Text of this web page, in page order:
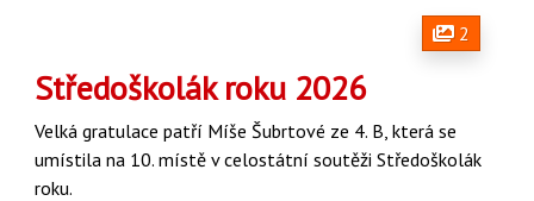
2
Středoškolák roku 2026
Velká gratulace patří Míše Šubrtové ze 4. B, která se
umístila na 10. místě v celostátní soutěži Středoškolák
roku.